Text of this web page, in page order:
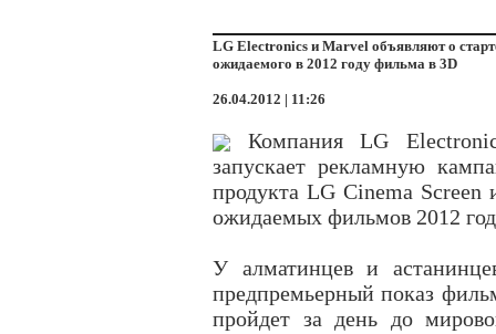
LG Electronics и Marvel объявляют о
ожидаемого в 2012 году фильма в 3D
26.04.2012 | 11:26
Компания LG
запускает рекламную
продукта LG Cinema
ожидаемых фильмов 2012
У алматинцев и
предпремьерный показ
пройдет за день до